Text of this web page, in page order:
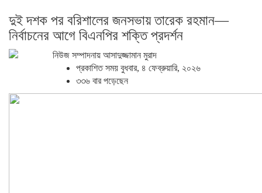
দুই দশক পর বরিশালের জনসভায় তারেক রহমান—
নির্বাচনের আগে বিএনপির শক্তি প্রদর্শন
নিউজ সম্পাদনায় আসাদুজ্জামান মুরাদ
প্রকাশিত সময় বুধবার, ৪ ফেব্রুয়ারি, ২০২৬
৩৩৬ বার পড়েছেন